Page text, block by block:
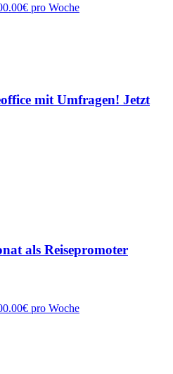
pro Woche
mit Umfragen! Jetzt
als Reisepromoter
pro Woche